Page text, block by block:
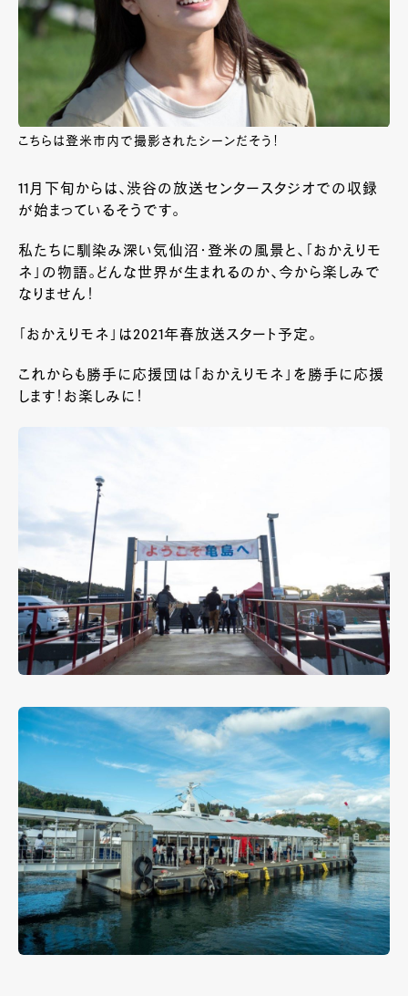
こちらは登米市内で撮影されたシーンだそう！
11月下旬からは、渋谷の放送センタースタジオでの収録
が始まっているそうです。
私たちに馴染み深い気仙沼・登米の風景と、「おかえりモ
ネ」の物語。どんな世界が生まれるのか、今から楽しみで
なりません！
「おかえりモネ」は2021年春放送スタート予定。
これからも勝手に応援団は「おかえりモネ」を勝手に応援
します！お楽しみに！